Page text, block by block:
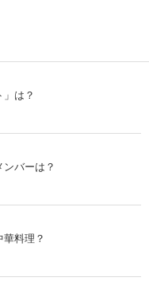
は？
バーは？
料理？